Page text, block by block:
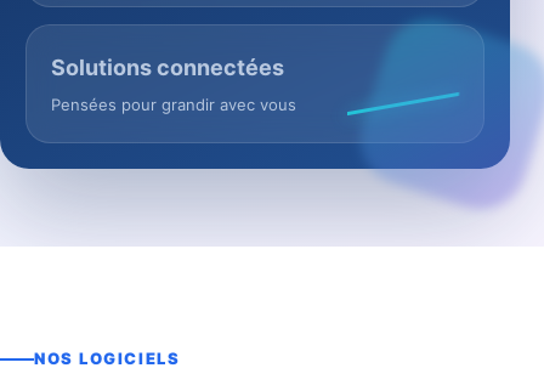
Solutions connectées
Pensées pour grandir avec vous
NOS LOGICIELS